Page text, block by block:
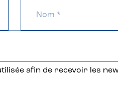
afin de recevoir les